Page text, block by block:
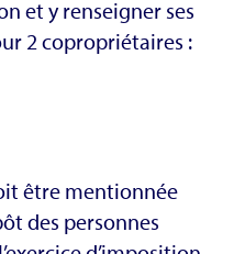
et y renseigner ses
2 copropriétaires :
être mentionnée
des personnes